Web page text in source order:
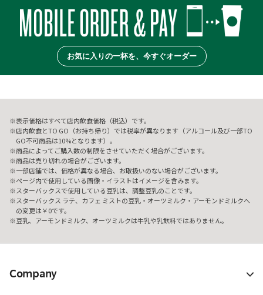
お気に入りの一杯を、今すぐオーダー
表示価格はすべて店内飲食価格（税込）です。
店内飲食とTO GO（お持ち帰り）では税率が異なります（アルコール及び一部TO
GO不可商品は10%となります）。
商品によってご購入数の制限をさせていただく場合がございます。
商品は売り切れの場合がございます。
一部店舗では、価格が異なる場合、お取扱いのない場合がございます。
ページ内で使用している画像・イラストはイメージを含みます。
スターバックスで使用している豆乳は、調整豆乳のことです。
スターバックス ラテ、カフェ ミストの豆乳・オーツミルク・アーモンドミルクへ
の変更は￥0です。
豆乳、アーモンドミルク、オーツミルクは牛乳や乳飲料ではありません。
Company